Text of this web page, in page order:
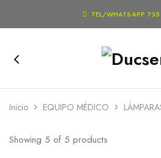
 TEL/WHATSAPP
Inicio EQUIPO MÉDICO
Showing 5 of 5 products